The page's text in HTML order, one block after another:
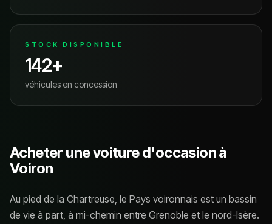
STOCK DISPONIBLE
142+
véhicules en concession
Acheter une voiture d'occasion à
Voiron
Au pied de la Chartreuse, le Pays voironnais est un bassin
de vie à part, à mi-chemin entre Grenoble et le nord-Isère.